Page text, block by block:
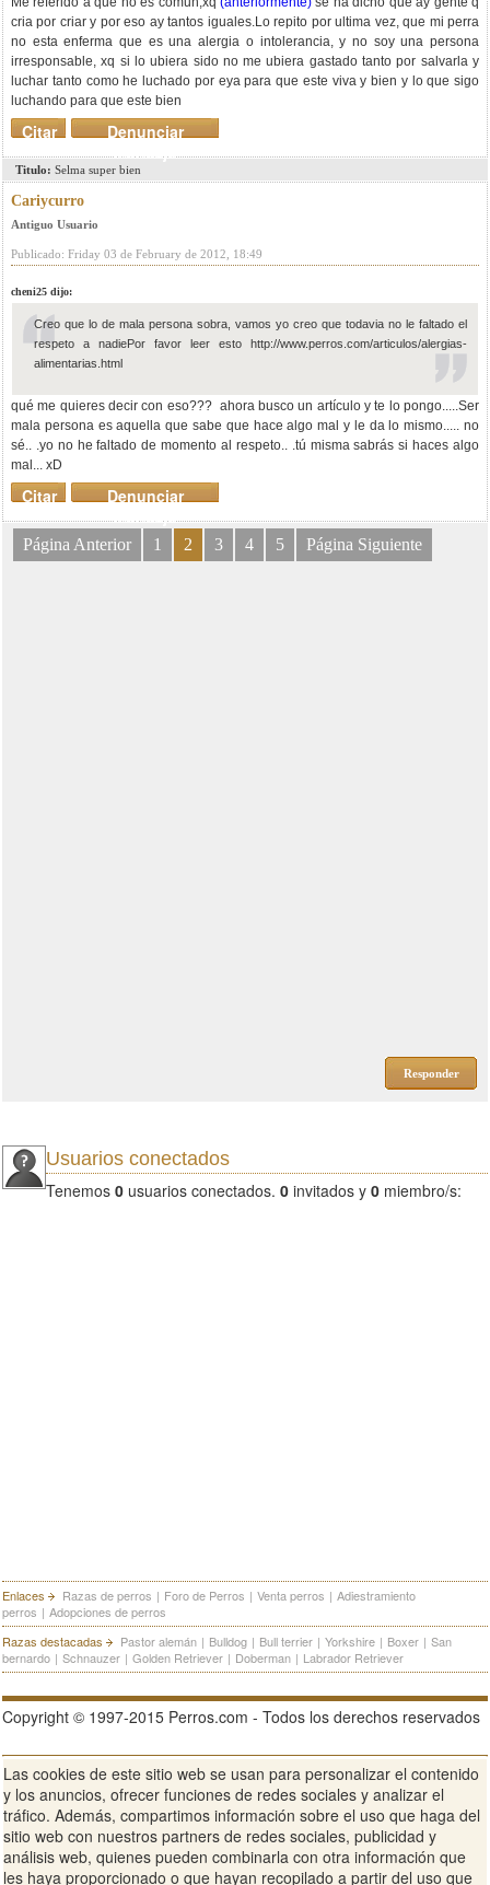
cria por criar y por eso ay tantos iguales.Lo repito por ultima vez, que mi perra
no esta enferma que es una alergia o intolerancia, y no soy una persona
irresponsable, xq si lo ubiera sido no me ubiera gastado tanto por salvarla y
luchar tanto como he luchado por eya para que este viva y bien y lo que sigo
luchando para que este bien
Denunciar
mensaje
Citar
Titulo: Selma super bien
Cariycurro
Antiguo Usuario
Publicado: Friday 03 de February de 2012, 18:49
cheni25 dijo:
Creo que lo de mala persona sobra, vamos yo creo que todavia no le faltado el
respeto a nadiePor favor leer esto http://www.perros.com/articulos/alergias-
alimentarias.html
qué me quieres decir con eso??? ahora busco un artículo y te lo pongo.....Ser
mala persona es aquella que sabe que hace algo mal y le da lo mismo..... no
sé.. .yo no he faltado de momento al respeto.. .tú misma sabrás si haces algo
mal... xD
Denunciar
mensaje
Citar
Página Anterior 1 2 3 4 5 Página Siguiente
Responder
Usuarios conectados
Tenemos 0 usuarios conectados. 0 invitados y 0 miembro/s:
Enlaces Razas de perros | Foro de Perros | Venta perros | Adiestramiento
perros | Adopciones de perros
Razas destacadas
Pastor alemán | Bulldog | Bull terrier | Yorkshire | Boxer | San
bernardo | Schnauzer | Golden Retriever | Doberman | Labrador Retriever
Copyright © 1997-2015 Perros.com - Todos los derechos reservados
Publicidad en Perros.com | Contacte | Aviso Legal Política de
privacidad | Condiciones de uso
Ver sitio web completo
Las cookies de este sitio web se usan para personalizar el contenido
y los anuncios, ofrecer funciones de redes sociales y analizar el
tráfico. Además, compartimos información sobre el uso que haga del
sitio web con nuestros partners de redes sociales, publicidad y
análisis web, quienes pueden combinarla con otra información que
les haya proporcionado o que hayan recopilado a partir del uso que